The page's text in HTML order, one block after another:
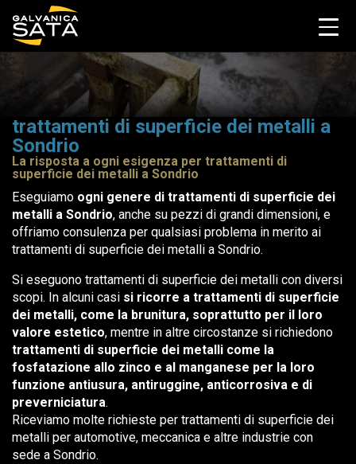
trattamenti di superficie dei metalli a
Sondrio
La risposta a ogni esigenza per trattamenti di
superficie dei metalli a Sondrio
Eseguiamo ogni genere di trattamenti di superficie dei
metalli a Sondrio, anche su pezzi di grandi dimensioni, e
offriamo consulenza per qualsiasi problema in merito ai
trattamenti di superficie dei metalli a Sondrio.
Si eseguono trattamenti di superficie dei metalli con diversi
scopi. In alcuni casi si ricorre a trattamenti di superficie
dei metalli, come la brunitura, soprattutto per il loro
valore estetico, mentre in altre circostanze si richiedono
trattamenti di superficie dei metalli come la
fosfatazione allo zinco e al manganese per la loro
funzione antiusura, antiruggine, anticorrosiva e di
preverniciatura.
Riceviamo molte richieste per trattamenti di superficie dei
metalli per automotive, meccanica e altre industrie con
sede a Sondrio.